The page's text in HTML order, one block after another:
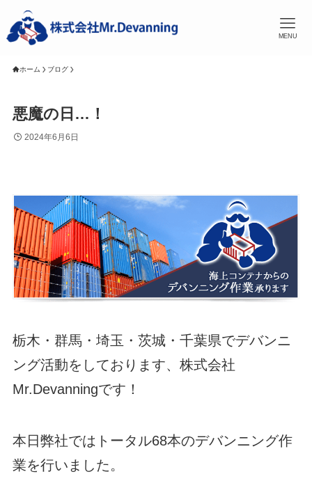
MENU
ホーム ブログ
悪魔の日…！
2024年6月6日
栃木・群馬・埼玉・茨城・千葉県でデバンニ
ング活動をしております、株式会社
Mr.Devanningです！
本日弊社ではトータル68本のデバンニング作
業を行いました。